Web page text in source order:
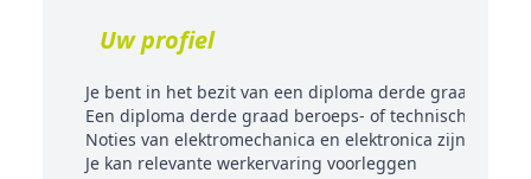
Uw profiel
Je bent in het bezit van een diploma derde graad
Een diploma derde graad beroeps- of technisch
Noties van elektromechanica en elektronica zijn een
Je kan relevante werkervaring voorleggen